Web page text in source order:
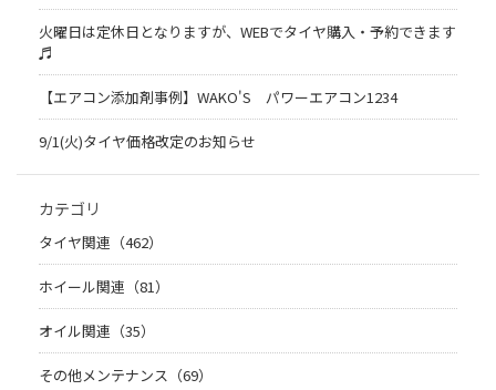
火曜日は定休日となりますが、WEBでタイヤ購入・予約できます
♬
【エアコン添加剤事例】WAKO'S パワーエアコン1234
9/1(火)タイヤ価格改定のお知らせ
カテゴリ
タイヤ関連（462）
ホイール関連（81）
オイル関連（35）
その他メンテナンス（69）